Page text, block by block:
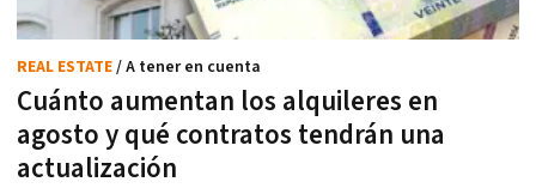
Cuánto aumentan los alquileres en
agosto y qué contratos tendrán una
actualización
REAL ESTATE/ A tener en cuenta